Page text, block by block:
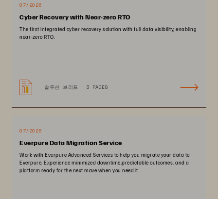
07/2026
Cyber Recovery with Near-zero RTO
The first integrated cyber recovery solution with full data visibility, enabling
near-zero RTO.
솔루션 브리프 3 PAGES
07/2026
Everpure Data Migration Service
Work with Everpure Advanced Services to help you migrate your data to
Everpure. Experience minimized downtime,predictable outcomes, and a
platform ready for the next move when you need it.